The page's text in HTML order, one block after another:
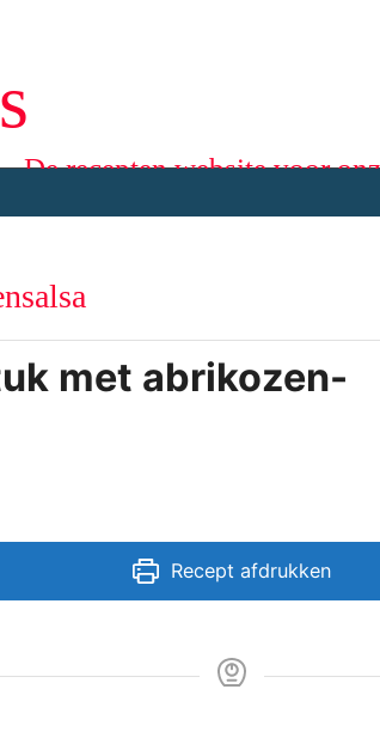
De recepten website voor
met abrikozen-
Recept afdrukken